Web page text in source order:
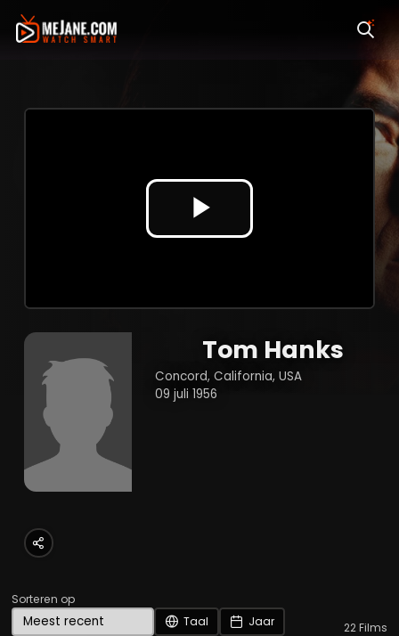
Tom Hanks
Concord, California, USA
09 juli 1956
Video
Sorteren op
Taal
Jaar
22Films